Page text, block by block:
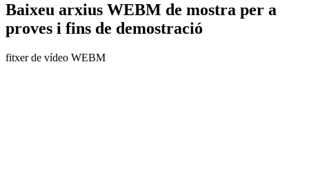
Baixeu arxius WEBM de mostra per a
proves i fins de demostració
fitxer de vídeo WEBM